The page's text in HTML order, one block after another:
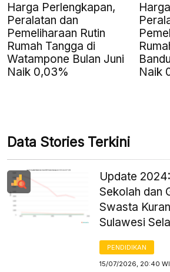
Harga Perlengkapan,
Peralatan dan
Pemeliharaan Rutin
Rumah Tangga di
Watampone Bulan Juni
Naik 0,03%
Naik
Data Stories Terkini
Update
Sekolah dan
Swasta
Sulawesi
PENDIDIKAN
15/07/2026, 20:40